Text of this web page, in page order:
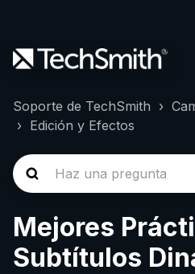
Soporte de TechSmith
Edición y Efectos
Mejores
Subtítulos